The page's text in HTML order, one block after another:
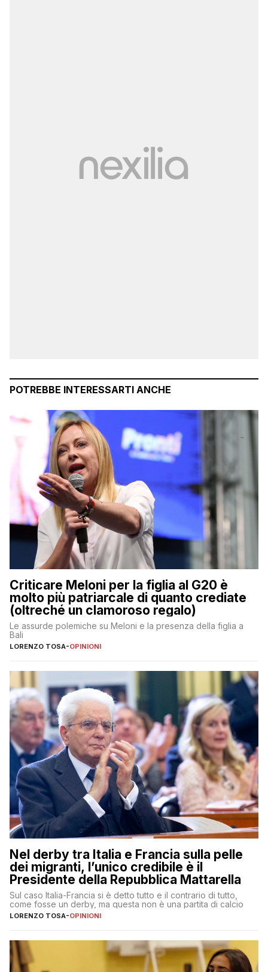
POTREBBE INTERESSARTI ANCHE
Criticare Meloni per la figlia al G20 è
molto più patriarcale di quanto crediate
(oltreché un clamoroso regalo)
Le assurde polemiche su Meloni e la presenza della figlia a
Bali
LORENZO TOSA-OPINIONI
Nel derby tra Italia e Francia sulla pelle
dei migranti, l’unico credibile è il
Presidente della Repubblica Mattarella
Sul caso Italia-Francia si è detto tutto e il contrario di tutto,
come fosse un derby, ma questa non è una partita di calcio
LORENZO TOSA-OPINIONI